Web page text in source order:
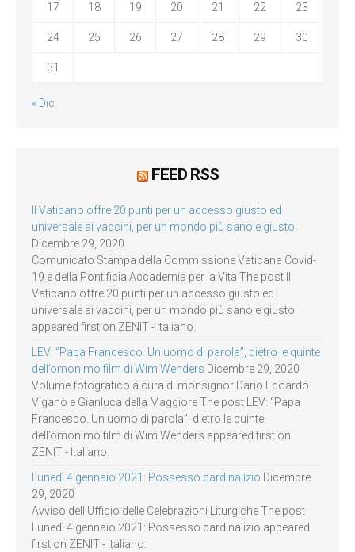
17 18 19 20 21 22 23
24 25 26 27 28 29 30
31
« Dic
FEED RSS
Il Vaticano offre 20 punti per un accesso giusto ed
universale ai vaccini, per un mondo più sano e giusto
Dicembre 29, 2020
Comunicato Stampa della Commissione Vaticana Covid-
19 e della Pontificia Accademia per la Vita The post Il
Vaticano offre 20 punti per un accesso giusto ed
universale ai vaccini, per un mondo più sano e giusto
appeared first on ZENIT - Italiano.
LEV: “Papa Francesco. Un uomo di parola”, dietro le quinte
dell’omonimo film di Wim Wenders Dicembre 29, 2020
Volume fotografico a cura di monsignor Dario Edoardo
Viganò e Gianluca della Maggiore The post LEV: “Papa
Francesco. Un uomo di parola”, dietro le quinte
dell’omonimo film di Wim Wenders appeared first on
ZENIT - Italiano.
Lunedì 4 gennaio 2021: Possesso cardinalizio Dicembre
29, 2020
Avviso dell’Ufficio delle Celebrazioni Liturgiche The post
Lunedì 4 gennaio 2021: Possesso cardinalizio appeared
first on ZENIT - Italiano.